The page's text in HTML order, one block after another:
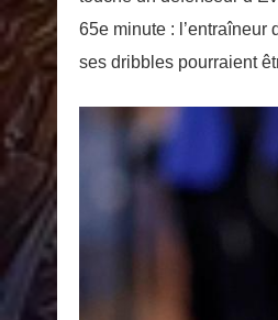
65e minute : l’entraîneur
ses dribbles pourraient